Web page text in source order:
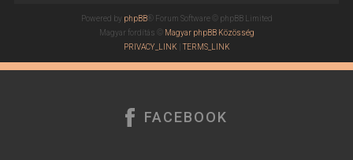
Powered by phpBB® Forum Software © phpBB Limited
Magyar fordítás © Magyar phpBB Közösség
PRIVACY_LINK |TERMS_LINK
FACEBOOK